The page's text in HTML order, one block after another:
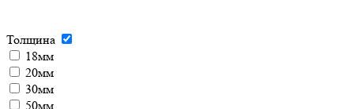
Толщина
18мм
20мм
30мм
50мм